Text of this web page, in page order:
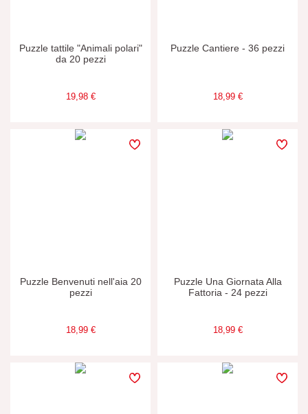
Puzzle tattile "Animali polari"
da 20 pezzi
19,98 €
Puzzle Cantiere - 36 pezzi
18,99 €
Puzzle Benvenuti nell'aia 20
pezzi
18,99 €
Puzzle Una Giornata Alla
Fattoria - 24 pezzi
18,99 €